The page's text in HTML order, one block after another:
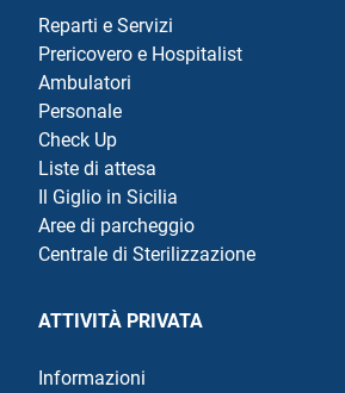
Reparti e Servizi
Prericovero e Hospitalist
Ambulatori
Personale
Check Up
Liste di attesa
Il Giglio in Sicilia
Aree di parcheggio
Centrale di Sterilizzazione
ATTIVITÀ PRIVATA
Informazioni